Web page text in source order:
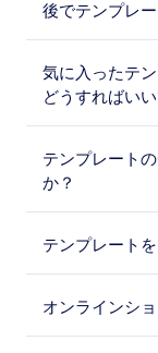
後でテンプレ
気に入ったテ
どうすればい
テンプレート
か？
テンプレート
オンラインシ